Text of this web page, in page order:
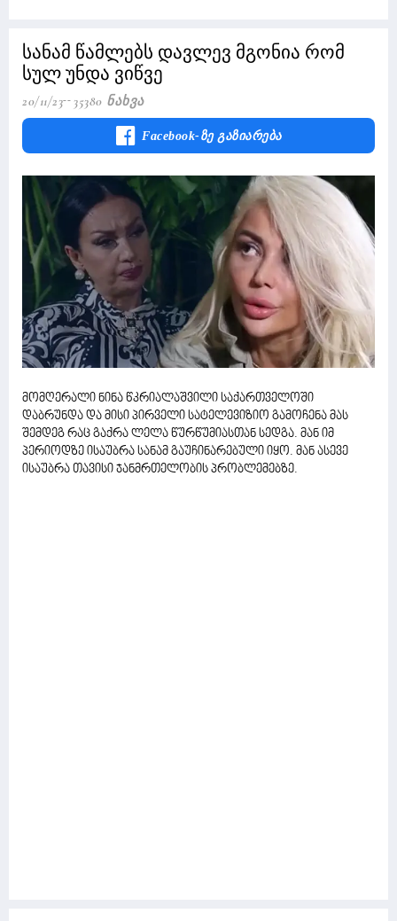
სანამ წამლებს დავლევ მგონია რომ
სულ უნდა ვიწვე
20/11/23 35380 Ნახვა
Facebook-Ზე Გაზიარება
მომღერალი ნინა წკრიალაშვილი საქართველოში
დაბრუნდა და მისი პირველი სატელევიზიო გამოჩენა მას
შემდეგ რაც გაქრა ლელა წურწუმიასთან სედგა. მან იმ
პერიოდზე ისაუბრა სანამ გაუჩინარებული იყო. მან ასევე
ისაუბრა თავისი ჯანმრთელობის პრობლემებზე.